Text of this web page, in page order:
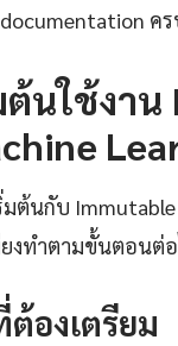
documentation ค
ต้นใช้งาน
มต้นกับ
งทำตามขั้นตอนต่
ต้องเตรียม